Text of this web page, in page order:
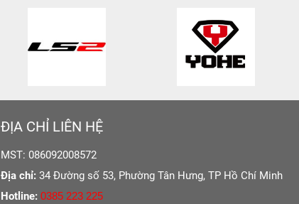
ĐỊA CHỈ LIÊN HỆ
MST: 086092008572
Địa chỉ: 34 Đường số 53, Phường Tân Hưng, TP Hồ Chí Minh
Hotline: 0385 223 225